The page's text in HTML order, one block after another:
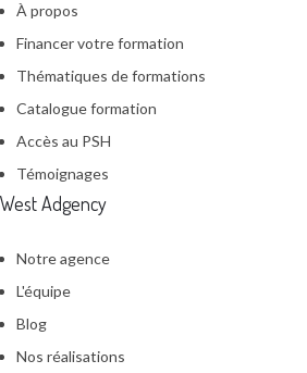
À propos
Financer votre formation
Thématiques de formations
Catalogue formation
Accès au PSH
Témoignages
West Adgency
Notre agence
L'équipe
Blog
Nos réalisations